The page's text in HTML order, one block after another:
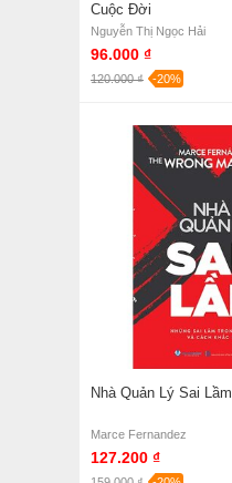
Cuộc Đời
Nguyễn Thị Ngọc Hải
96.000 ₫
120.000 ₫ -20%
Nhà Quản Lý Sai Lầm
Marce Fernandez
127.200 ₫